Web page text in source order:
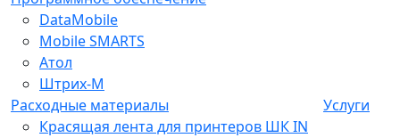
DataMobile
Mobile SMARTS
Атол
Штрих-М
Расходные материалы
Красящая лента для принтеров ШК IN
Услуги